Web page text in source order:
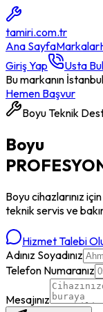
tamiri.com.tr
Ana SayfaMarkalar
Giriş Yap
Usta Bul
Bu markanın
Hemen Başvur
BoyuTeknik
Boyu
Boyucihazlarınız
teknik servis ve
Hizmet Talebi
Adınız Soyadınız
Telefon Numaranız
Mesajınız